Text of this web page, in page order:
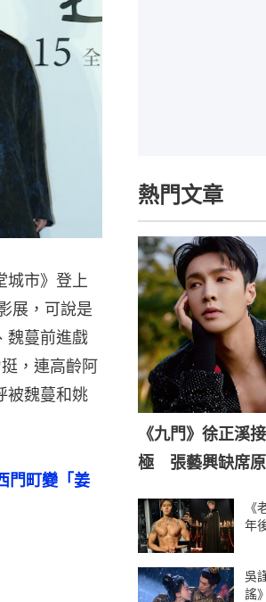
城市》登上
展，可說是
魏蔓前進戲
，連高齡阿
被魏蔓和姚
門町變「姜
熱門文章
《九門》徐正溪
極 張藝興缺席
《
年
吳
謠